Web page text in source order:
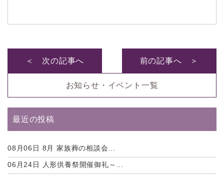
＜ 次の記事へ
お知らせ・イベント一覧
前の記事へ ＞
最近の投稿
08月06日 8月 家族葬の相談会...
06月24日 人形供養祭開催御礼～...